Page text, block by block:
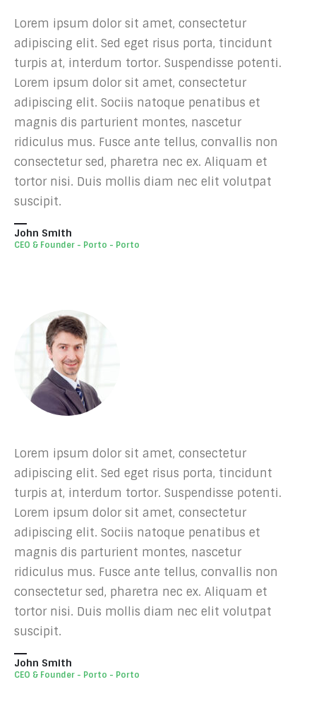
Lorem ipsum dolor sit amet, consectetur
adipiscing elit. Sed eget risus porta, tincidunt
turpis at, interdum tortor. Suspendisse potenti.
Lorem ipsum dolor sit amet, consectetur
adipiscing elit. Sociis natoque penatibus et
magnis dis parturient montes, nascetur
ridiculus mus. Fusce ante tellus, convallis non
consectetur sed, pharetra nec ex. Aliquam et
tortor nisi. Duis mollis diam nec elit volutpat
suscipit.
John Smith
CEO & Founder - Porto - Porto
Lorem ipsum dolor sit amet, consectetur
adipiscing elit. Sed eget risus porta, tincidunt
turpis at, interdum tortor. Suspendisse potenti.
Lorem ipsum dolor sit amet, consectetur
adipiscing elit. Sociis natoque penatibus et
magnis dis parturient montes, nascetur
ridiculus mus. Fusce ante tellus, convallis non
consectetur sed, pharetra nec ex. Aliquam et
tortor nisi. Duis mollis diam nec elit volutpat
suscipit.
John Smith
CEO & Founder - Porto - Porto